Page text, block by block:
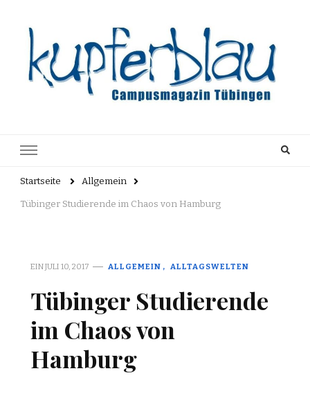
Archiv
Startseite Allgemein
Tübinger Studierende im Chaos von Hamburg
EINJULI 10, 2017 ALLGEMEIN ALLTAGSWELTEN
Tübinger Studierende
im Chaos von
Hamburg